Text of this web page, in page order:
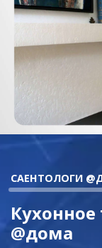
САЕНТОЛОГИ
Кухонное
@дома